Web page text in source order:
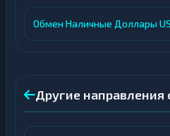
Обмен Наличные Доллары
Другие направления